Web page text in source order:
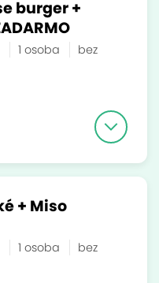
burger +
1 osoba
bez
+ Miso
1 osoba
bez